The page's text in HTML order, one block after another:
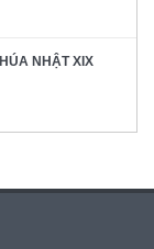
NHẬT XIX